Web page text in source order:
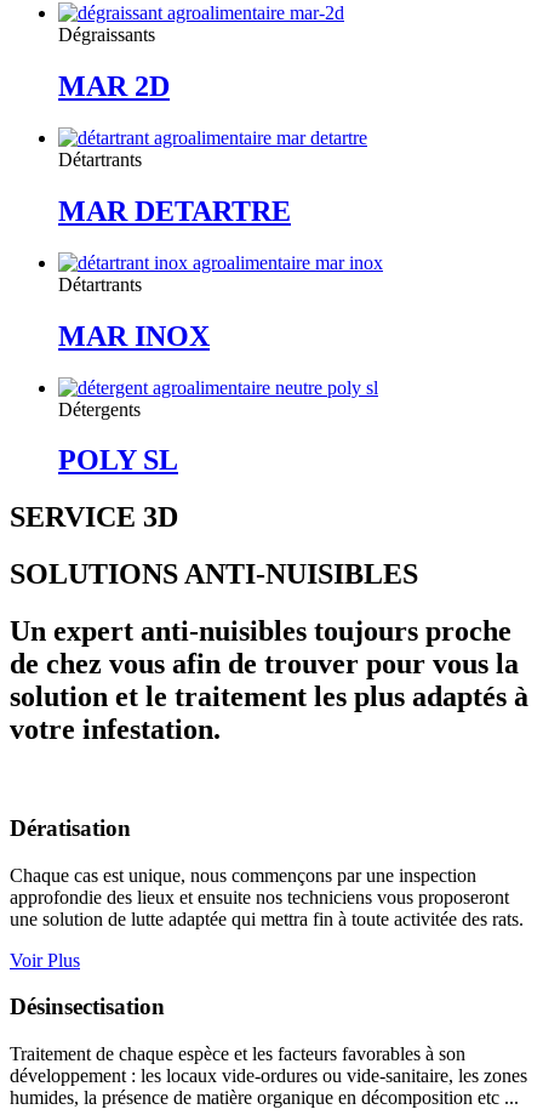
Dégraissants
MAR 2D
Détartrants
MAR DETARTRE
Détartrants
MAR INOX
Détergents
POLY SL
SERVICE 3D
SOLUTIONS ANTI-NUISIBLES
Un expert anti-nuisibles toujours proche
de chez vous afin de trouver pour vous la
solution et le traitement les plus adaptés à
votre infestation.
Dératisation
Chaque cas est unique, nous commençons par une inspection
approfondie des lieux et ensuite nos techniciens vous proposeront
une solution de lutte adaptée qui mettra fin à toute activitée des rats.
Voir Plus
Désinsectisation
Traitement de chaque espèce et les facteurs favorables à son
développement : les locaux vide-ordures ou vide-sanitaire, les zones
humides, la présence de matière organique en décomposition etc ...